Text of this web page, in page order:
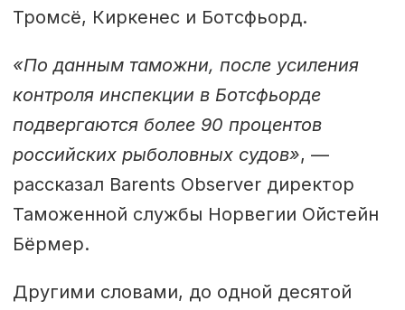
Тромсё, Киркенес и Ботсфьорд.
«По данным таможни, после усиления
контроля инспекции в Ботсфьорде
подвергаются более 90 процентов
российских рыболовных судов», —
рассказал Barents Observer директор
Таможенной службы Норвегии Ойстейн
Бёрмер.
Другими словами, до одной десятой